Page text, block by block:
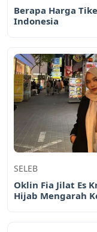
Berapa Harga
Indonesia
SELEB
Oklin Fia Jilat Es
Hijab Mengarah